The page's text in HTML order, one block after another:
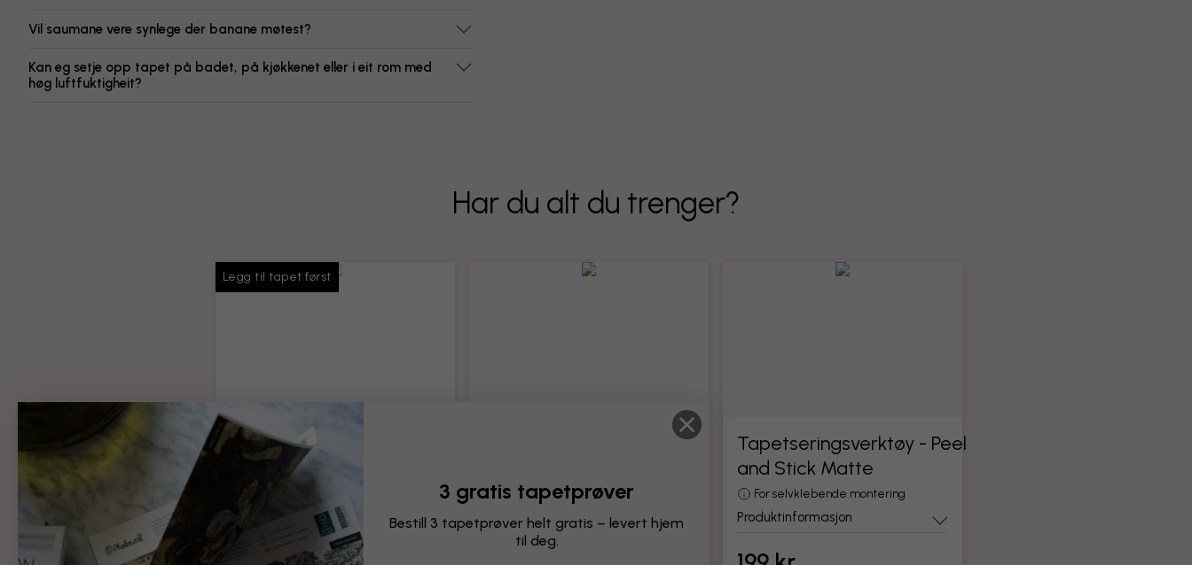
Vil saumane vere synlege der banane møtest?
Kan eg setje opp tapet på badet, på kjøkkenet eller i eit rom med
høg luftfuktigheit?
Har du alt du trenger?
Legg til tapet først
Tapetlim
Nok lim til hele bestillingen
Produktinformasjon
Tapetseringsverktøy - Peel
and Stick Matte
For selvklebende montering
Produktinformasjon
3 gratis tapetprøver
Bestill 3 tapetprøver helt gratis – levert hjem
til deg.